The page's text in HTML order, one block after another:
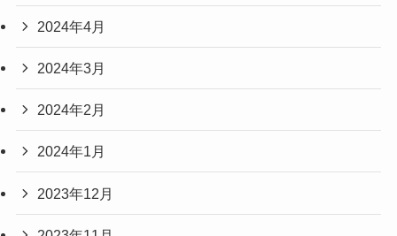
2024年4月
2024年3月
2024年2月
2024年1月
2023年12月